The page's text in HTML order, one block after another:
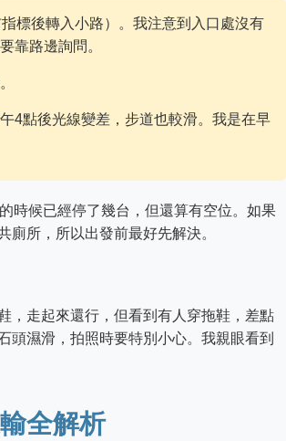
標後轉入小路）。我注意到入口處沒有
靠路邊詢問。
4點後光線變差，步道也較滑。我是在早
時候已經停了幾台，但還算有空位。如果
所，所以出發前最好先解決。
，走起來還行，但看到有人穿拖鞋，差點
頭濕滑，拍照時要特別小心。我親眼看到
全解析